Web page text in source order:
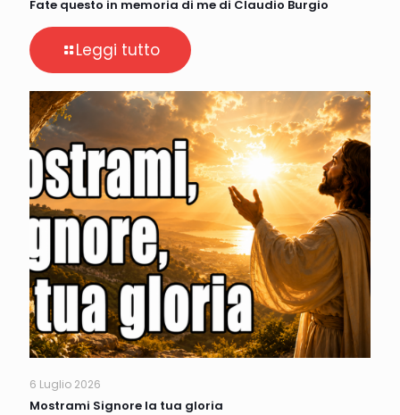
Fate questo in memoria di me di Claudio Burgio
Leggi tutto
6 Luglio 2026
Mostrami Signore la tua gloria